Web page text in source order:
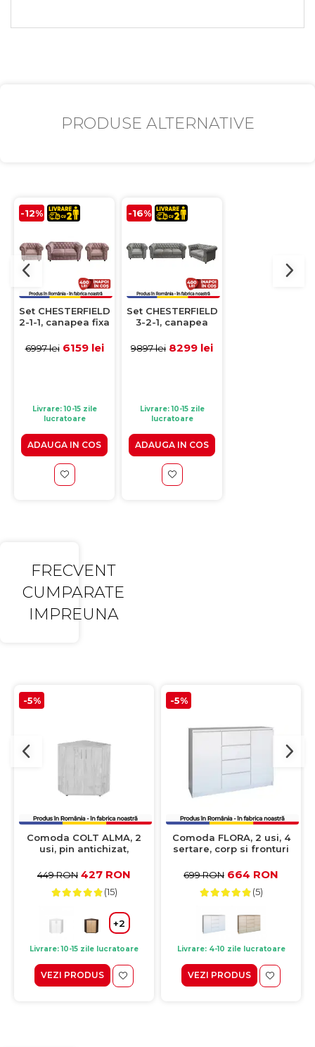
PRODUSE ALTERNATIVE
-12%
Set CHESTERFIELD
2-1-1, canapea fixa
fixe, roz prafuit
6997 lei 6159 lei
Livrare: 10-15 zile
lucratoare
ADAUGA IN COS
-16%
Set CHESTERFIELD
3-2-1, canapea
locuri, canapea
9897 lei 8299 lei
Livrare: 10-15 zile
lucratoare
ADAUGA IN COS
FRECVENT
CUMPARATE
IMPREUNA
-5%
Comoda COLT ALMA, 2
usi, pin antichizat,
449 RON 427 RON
(15)
+2
Livrare: 10-15 zile lucratoare
VEZI PRODUS
-5%
Comoda FLORA, 2 usi, 4
sertare, corp si fronturi
699 RON 664 RON
(5)
Livrare: 4-10 zile lucratoare
VEZI PRODUS